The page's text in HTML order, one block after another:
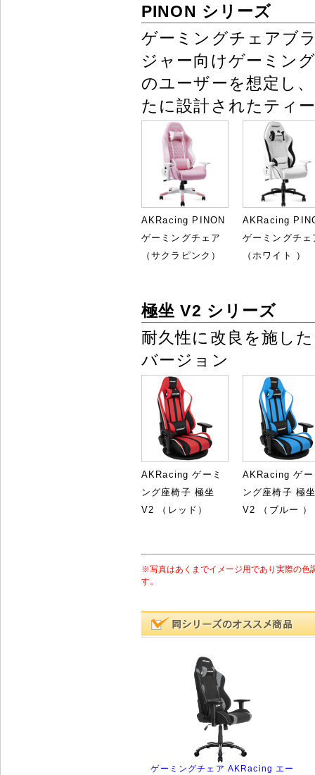
PINON シリーズ
ゲーミングチェアブ
ジャー向けゲーミン
のユーザーを想定し
たに設計されたティ
AKRacing PINON
ゲーミングチェア
（サクラピンク）
AKRacing
ゲーミングチェ
（ホワイト ）
極坐 V2 シリーズ
耐久性に改良を施し
バージョン
AKRacing ゲーミ
ング座椅子 極坐
V2 （レッド）
AKRacing ゲー
ング座椅子 極
V2 （ブルー ）
※写真はあくまでイメージ用であり実際の色
す。
ゲーミングチェア AKRacing エー